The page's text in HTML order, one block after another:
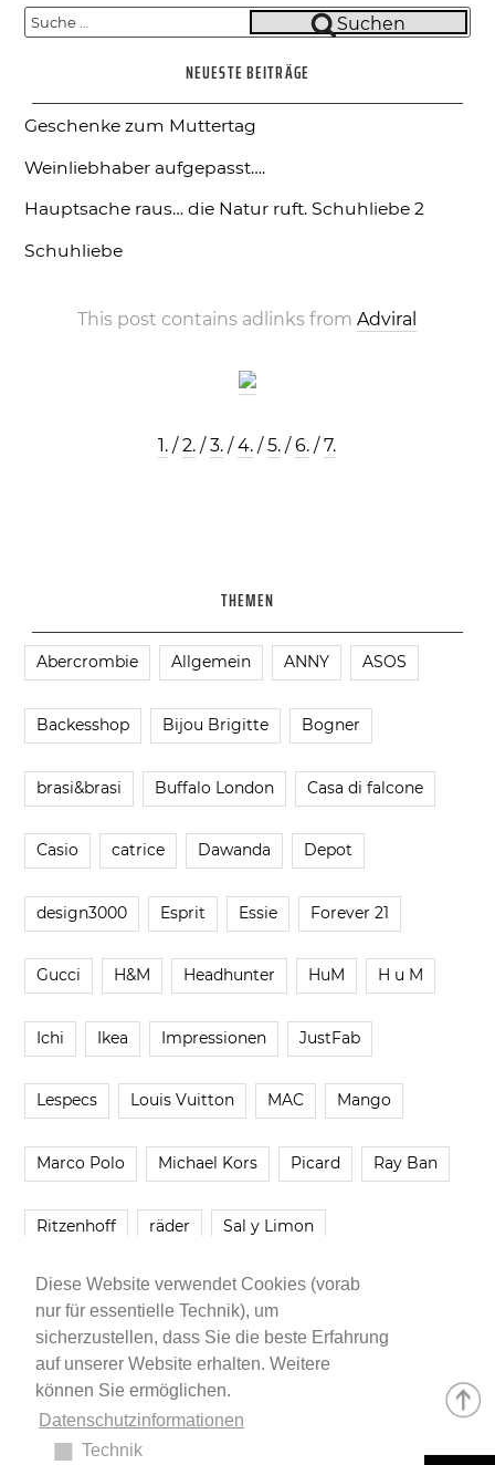
Diese Website verwendet Cookies (vorab
nur für essentielle Technik), um
sicherzustellen, dass Sie die beste Erfahrung
auf unserer Website erhalten. Weitere
können Sie ermöglichen.
Datenschutzinformationen
Technik
Suche
nach:
Suchen
NEUESTE BEITRÄGE
Geschenke zum Muttertag
Weinliebhaber aufgepasst….
Hauptsache raus… die Natur ruft. Schuhliebe 2
Schuhliebe
This post contains adlinks fromAdviral
1. /2. /3. /4. /5. /6. /7.
THEMEN
Abercrombie Allgemein ANNY ASOS
Backesshop Bijou Brigitte Bogner
brasi&brasi Buffalo London Casa di falcone
Casio catrice Dawanda Depot
design3000 Esprit Essie Forever 21
Gucci H&M Headhunter HuM H u M
Ichi Ikea Impressionen JustFab
Lespecs Louis Vuitton MAC Mango
Marco Polo Michael Kors Picard Ray Ban
Ritzenhoff räder Sal y Limon
Smartbuyglasses smash! Steve Madden
Younique Zara